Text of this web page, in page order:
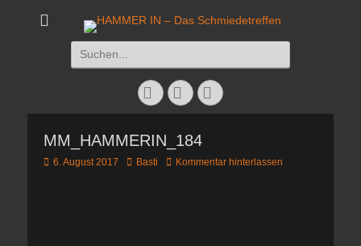
HAMMER IN - Das
Das Schmiedetreffen 26. – 28. Juli 2019
Suchen
nach:
Facebook
TwitterInstagram
MM_HAMMERIN_184
Veröffentlicht
6. August 2017 AutorBasti Kommentar hinterlassen